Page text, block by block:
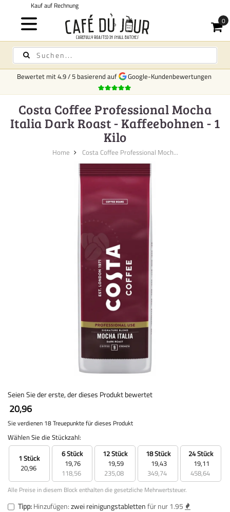
Kostenloser Versand
Bewertet mit4.9/5 basierend auf Google-Kundenbewertungen
Costa Coffee Professional Mocha
Italia Dark Roast - Kaffeebohnen - 1
Kilo
Home Costa Coffee Professional Moch...
Seien Sie der erste, der dieses Produkt bewertet
20,96
Sie verdienen 18 Treuepunkte für dieses Produkt
Wählen Sie die Stückzahl:
1 Stück
20,96
6 Stück
19,76
118,56
12 Stück
19,59
235,08
18 Stück
19,43
349,74
24 Stück
19,11
458,64
Alle Preise in diesem Block enthalten die gesetzliche Mehrwertsteuer.
Tipp:Hinzufügen:zwei reinigungstablettenfür nur 1.95